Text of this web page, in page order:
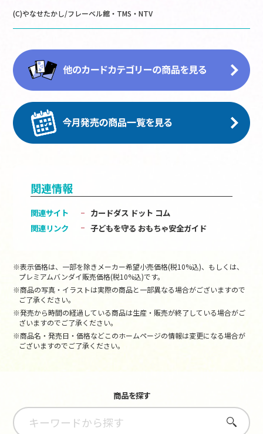
(C)やなせたかし/フレーベル館・TMS・NTV
関連情報
関連サイト
カードダス ドット コム
関連リンク
子どもを守る おもちゃ安全ガイド
※表示価格は、一部を除きメーカー希望小売価格(税10%込)、もしくは、
プレミアムバンダイ販売価格(税10%込)です。
※商品の写真・イラストは実際の商品と一部異なる場合がございますので
ご了承ください。
※発売から時間の経過している商品は生産・販売が終了している場合がご
ざいますのでご了承ください。
※商品名・発売日・価格などこのホームページの情報は変更になる場合が
ございますのでご了承ください。
商品を探す
さがす